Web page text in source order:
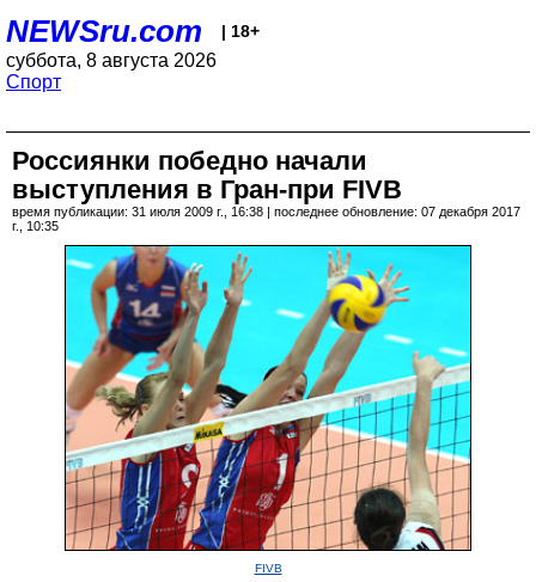
NEWSru.com | 18+
суббота, 8 августа 2026
Спорт
Россиянки победно начали
выступления в Гран-при FIVB
время публикации: 31 июля 2009 г., 16:38 | последнее обновление: 07 декабря 2017
г., 10:35
FIVB